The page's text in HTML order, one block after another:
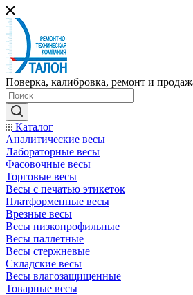
Поверка, калибровка, ремонт и
Каталог
Аналитические весы
Лабораторные весы
Фасовочные весы
Торговые весы
Весы с печатью этикеток
Платформенные весы
Врезные весы
Весы низкопрофильные
Весы паллетные
Весы стержневые
Складские весы
Весы влагозащищенные
Товарные весы